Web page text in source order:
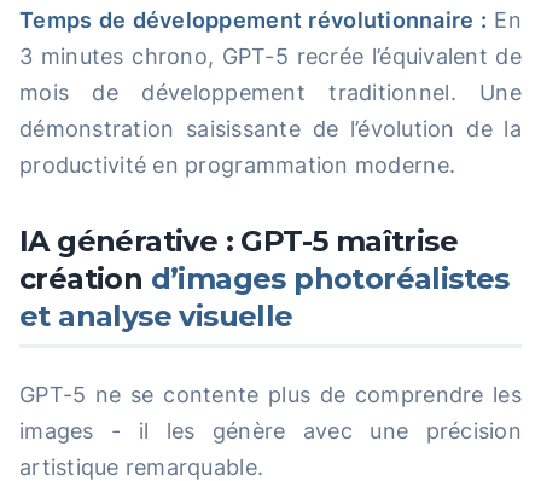
Temps de développement révolutionnaire : En
3 minutes chrono, GPT-5 recrée l’équivalent de
mois de développement traditionnel. Une
démonstration saisissante de l’évolution de la
productivité en programmation moderne.
IA générative : GPT-5 maîtrise
création d’images photoréalistes
et analyse visuelle
GPT-5 ne se contente plus de comprendre les
images - il les génère avec une précision
artistique remarquable.